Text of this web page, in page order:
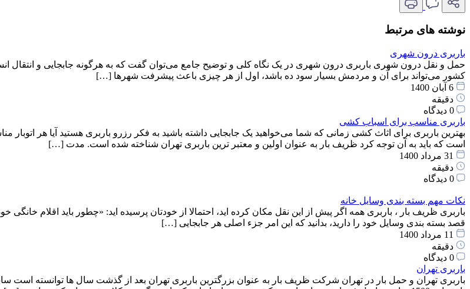
نوشته های مرتبط
باربری درون شهری
حمل و نقل درون شهری باربری درون‌ شهری در یک نگاه کلی و توضیح جامع می‌توان گفت که به هرگونه جابجایی و
کشور می‌تواند برای آن و مردمش بسیار سود ده باشد، اول از هر چیزی باعث پیشرفت شهرها […]
6 آبان 1400
دقیقه
0 دیدگاه
باربری مناسب برای اسباب کشی
بهترین باربری برای اثاث کشی زمانی که شما می‌خواهید یک جابجایی داشته باشید به فکر رزرو باربری هستید آیا هر
است که باید به آن توجه کرد ظریف بار به عنوان اولین و معتبر ترین باربری تهران شناخته شده است. مدت […]
31 مرداد 1400
دقیقه
0 دیدگاه
نکات مهم بسته بندی وسایل خانه
باربری ظریف بار ، باربری همه اگر پیش از این نقل مکان کرده اید، احتمالا از خودتان پرسیده اید: «چطور باید اقلام
قصد بسته بندی وسایل خود را دارید، بدانید که این امر جزء اصلی هر جابجایی […]
11 مرداد 1400
دقیقه
0 دیدگاه
باربری تهران
باربری تهران و حمل بار در تهران شرکت ظریف بار به عنوان بزرگترین باربری تهران بعد از گذشت سال ها توانسته است